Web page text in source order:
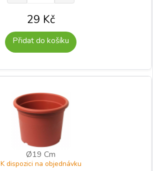
29 Kč
Přidat do košíku
Ø19 Cm
K dispozici na objednávku